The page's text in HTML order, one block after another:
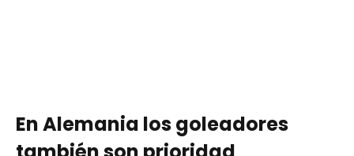
En Alemania los goleadores